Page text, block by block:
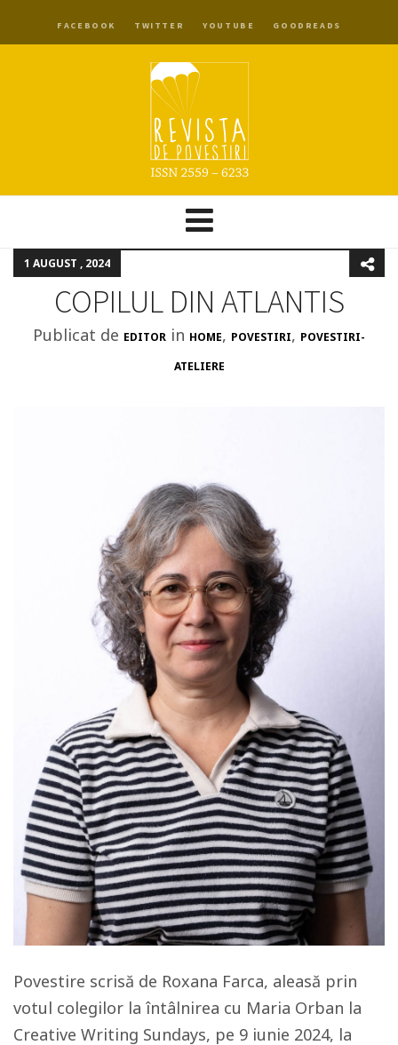
FACEBOOK TWITTER YOUTUBE GOODREADS
1 AUGUST , 2024
COPILUL DIN ATLANTIS
Publicat de EDITOR in HOME, POVESTIRI, POVESTIRI-
ATELIERE
Povestire scrisă de Roxana Farca, aleasă prin
votul colegilor la întâlnirea cu Maria Orban la
Creative Writing Sundays, pe 9 iunie 2024, la